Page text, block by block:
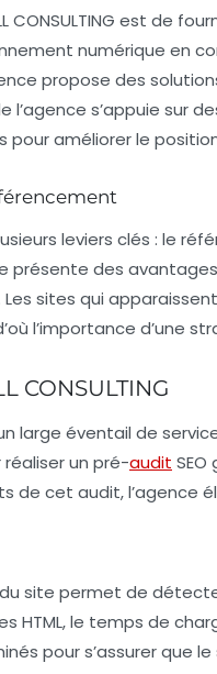
CONSULTING est de
numérique en
propose des
l’agence s’appuie sur
améliorer le
leviers clés : le
présente des
sites qui
l’importance d’une
CONSULTING
un large éventail de
un pré-audit
de cet audit, l’agence
site permet de
HTML, le temps de
pour s’assurer que